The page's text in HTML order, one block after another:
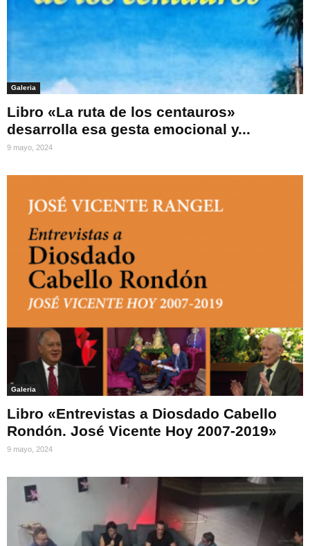
Galeria
Libro «La ruta de los centauros»
desarrolla esa gesta emocional y...
9 mayo, 2024
Galeria
Libro «Entrevistas a Diosdado Cabello
Rondón. José Vicente Hoy 2007-2019»
9 mayo, 2024